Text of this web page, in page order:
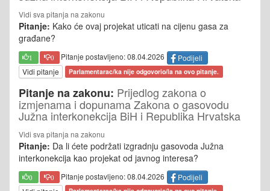
Vidi sva pitanja na zakonu
Pitanje: Kako će ovaj projekat uticati na cijenu gasa za
građane?
1 0 Pitanje postavljeno: 08.04.2026
Podijeli
Vidi pitanje
Parlamentarac/ka nije odgovorio/la na ovo pitanje.
Pitanje na zakonu: Prijedlog zakona o
izmjenama i dopunama Zakona o gasovodu
Južna interkonekcija BiH i Republika Hrvatska
Vidi sva pitanja na zakonu
Pitanje: Da li ćete podržati izgradnju gasovoda Južna
interkonekcija kao projekat od javnog interesa?
0 0 Pitanje postavljeno: 08.04.2026
Podijeli